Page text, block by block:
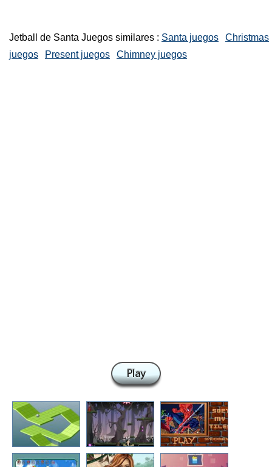
Jetball de Santa Juegos similares : Santa juegos
Christmas
juegos
Present juegos Chimney juegos